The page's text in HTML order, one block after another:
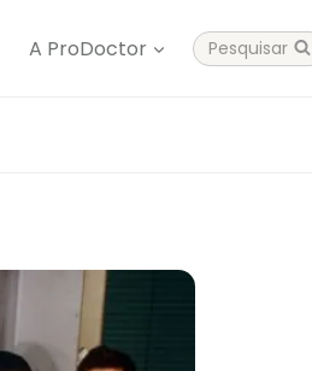
A ProDoctor Pesquisar